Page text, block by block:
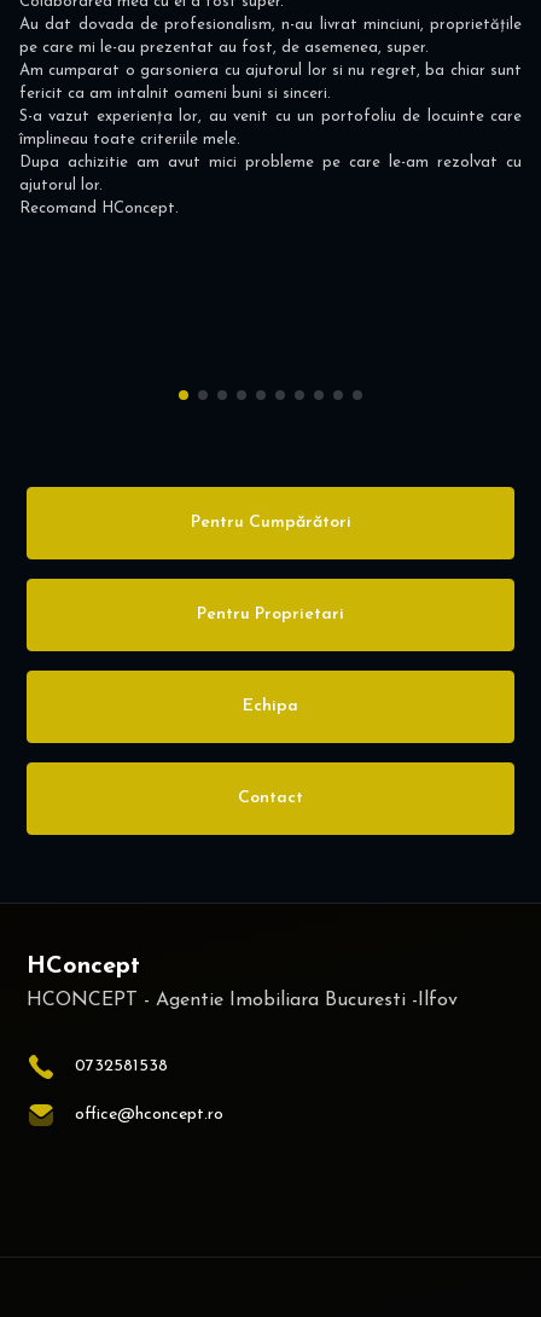
Au dat dovada de profesionalism, n-au livrat minciuni, proprietățile
pe care mi le-au prezentat au fost, de asemenea, super.
Am cumparat o garsoniera cu ajutorul lor si nu regret, ba chiar sunt
fericit ca am intalnit oameni buni si sinceri.
S-a vazut experiența lor, au venit cu un portofoliu de locuinte care
împlineau toate criteriile mele.
Dupa achizitie am avut mici probleme pe care le-am rezolvat cu
ajutorul lor.
Recomand HConcept.
Previous Next
Pentru Cumpărători
Pentru Proprietari
Echipa
Contact
HConcept
0732581538
office@hconcept.ro